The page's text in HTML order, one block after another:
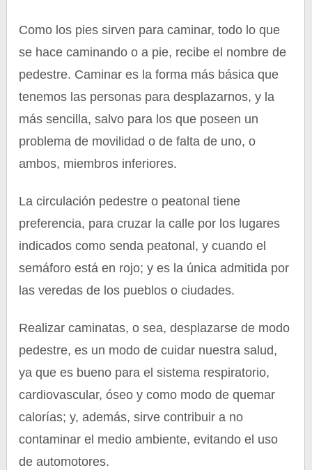
Como los pies sirven para caminar, todo lo que
se hace caminando o a pie, recibe el nombre de
pedestre. Caminar es la forma más básica que
tenemos las personas para desplazarnos, y la
más sencilla, salvo para los que poseen un
problema de movilidad o de falta de uno, o
ambos, miembros inferiores.
La circulación pedestre o peatonal tiene
preferencia, para cruzar la calle por los lugares
indicados como senda peatonal, y cuando el
semáforo está en rojo; y es la única admitida por
las veredas de los pueblos o ciudades.
Realizar caminatas, o sea, desplazarse de modo
pedestre, es un modo de cuidar nuestra salud,
ya que es bueno para el sistema respiratorio,
cardiovascular, óseo y como modo de quemar
calorías; y, además, sirve contribuir a no
contaminar el medio ambiente, evitando el uso
de automotores.